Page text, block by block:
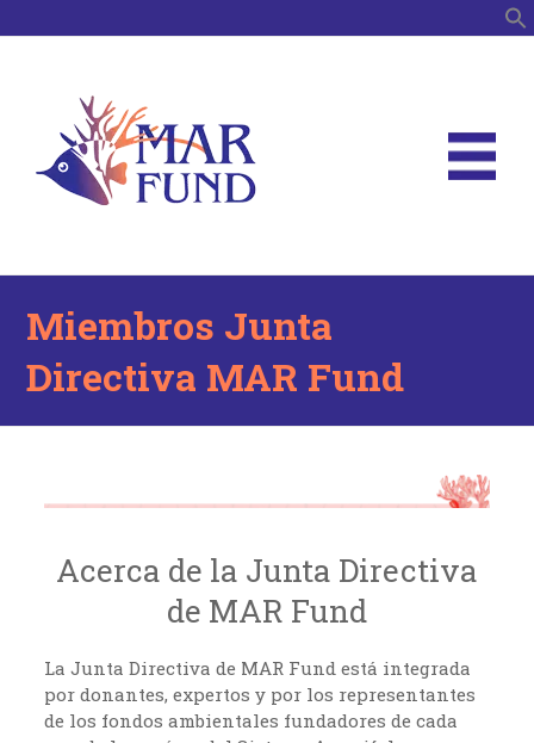
Miembros Junta
Directiva MAR Fund
Acerca de la Junta Directiva
de MAR Fund
La Junta Directiva de MAR Fund está integrada
por donantes, expertos y por los representantes
de los fondos ambientales fundadores de cada